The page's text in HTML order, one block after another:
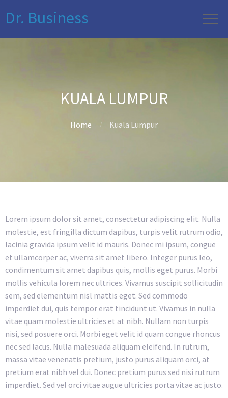
Dr. Business
KUALA LUMPUR
Home Kuala Lumpur
Lorem ipsum dolor sit amet, consectetur adipiscing elit. Nulla
molestie, est fringilla dictum dapibus, turpis velit rutrum odio,
lacinia gravida ipsum velit id mauris. Donec mi ipsum, congue
et ullamcorper ac, viverra sit amet libero. Integer purus leo,
condimentum sit amet dapibus quis, mollis eget purus. Morbi
mollis vehicula lorem nec ultrices. Vivamus suscipit sollicitudin
sem, sed elementum nisl mattis eget. Sed commodo
imperdiet dui, quis tempor erat tincidunt ut. Vivamus in nulla
vitae quam molestie ultricies et at nibh. Nullam non turpis
nisi, sed posuere orci. Morbi eget velit id quam congue rhoncus
nec sed lacus. Nulla malesuada aliquam eleifend. In rutrum,
massa vitae venenatis pretium, justo purus aliquam orci, at
pretium erat nibh vel dui. Donec pretium purus sed nisi rutrum
imperdiet. Sed vel orci vitae augue ultricies porta vitae ac justo.